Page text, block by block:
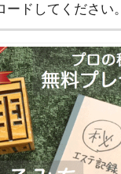
ドしてください。